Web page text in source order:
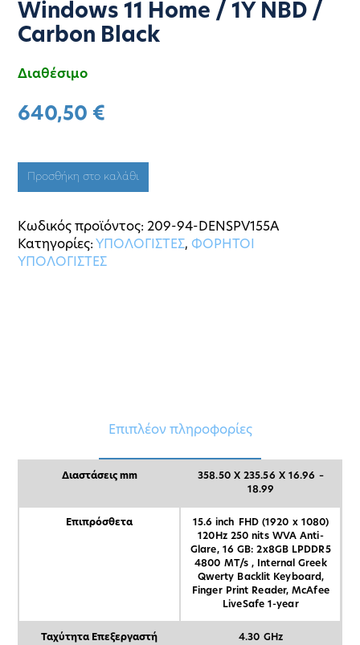
Windows 11 Home / 1Y NBD /
Carbon Black
Διαθέσιμο
640,50 €
Προσθήκη στο καλάθι
Κωδικός προϊόντος:209-94-DENSPV155A
Κατηγορίες: ΥΠΟΛΟΓΙΣΤΕΣ, ΦΟΡΗΤΟΙ
ΥΠΟΛΟΓΙΣΤΕΣ
Επιπλέον πληροφορίες
Διαστάσεις mm
358.50 X 235.56 X 16.96 –
18.99
Επιπρόσθετα
15.6 inch FHD (1920 x 1080)
120Hz 250 nits WVA Anti-
Glare, 16 GB: 2x8GB LPDDR5
4800 MT/s , Internal Greek
Qwerty Backlit Keyboard,
Finger Print Reader, McAfee
LiveSafe 1-year
Ταχύτητα Επεξεργαστή 4.30 GHz